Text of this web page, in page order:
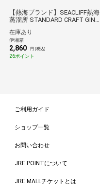
【熱海ブランド】SEACLIFF熱海
蒸溜所 STANDARD CRAFT GIN
在庫あり
伊湘箱
2,860 円 (税込)
26ポイント
ご利用ガイド
ショップ一覧
お問い合わせ
JRE POINTについて
JRE MALLチケットとは